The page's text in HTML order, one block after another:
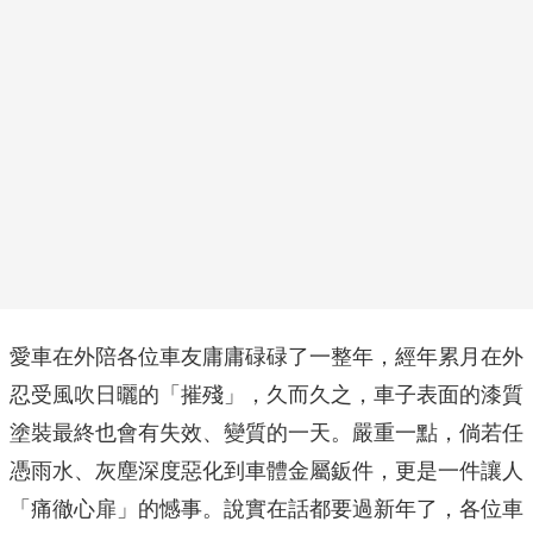
愛車在外陪各位車友庸庸碌碌了一整年，經年累月在外
忍受風吹日曬的「摧殘」，久而久之，車子表面的漆質
塗裝最終也會有失效、變質的一天。嚴重一點，倘若任
憑雨水、灰塵深度惡化到車體金屬鈑件，更是一件讓人
「痛徹心扉」的憾事。說實在話都要過新年了，各位車